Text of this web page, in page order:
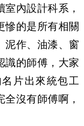
內設計科系，
慘的是所有相關
泥作、油漆、窗
識的師傅，大家
片出來統包工
沒有師傅啊，